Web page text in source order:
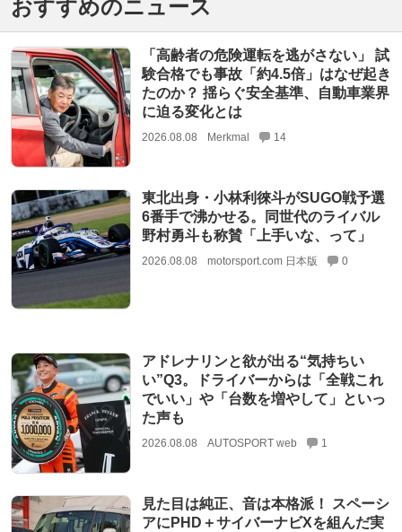
おすすめのニュース
「高齢者の危険運転を逃がさない」 試
験合格でも事故「約4.5倍」はなぜ起き
たのか？ 揺らぐ安全基準、自動車業界
に迫る変化とは
2026.08.08 Merkmal 14
東北出身・小林利徠斗がSUGO戦予選
6番手で沸かせる。同世代のライバル
野村勇斗も称賛「上手いな、って」
2026.08.08 motorsport.com 日本版 0
アドレナリンと欲が出る“気持ちい
い”Q3。ドライバーからは「全戦これ
でいい」や「台数を増やして」といっ
た声も
2026.08.08 AUTOSPORT web 1
見た目は純正、音は本格派！ スペーシ
アにPHD＋サイバーナビXを組んだ実